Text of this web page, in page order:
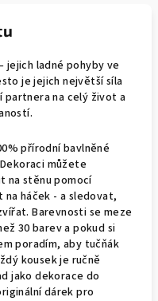
jejich ladné pohyby ve
je jejich největší síla
partnera na celý život a
přírodní bavlněné
můžete
na stěnu pomocí
háček - a sledovat,
Barevnosti se meze
30 barev a pokud si
poradím, aby tučňák
kousek je ručně
jako dekorace do
dárekpro